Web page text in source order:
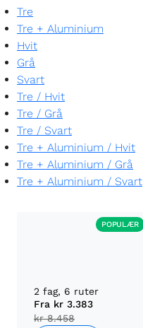
Tre
Tre + Aluminium
Hvit
Grå
Svart
Tre / Hvit
Tre / Grå
Tre / Svart
Tre + Aluminium / Hvit
Tre + Aluminium / Grå
Tre + Aluminium / Svart
POPULÆR
2 fag, 6 ruter
Fra kr 3.383
kr 8.458